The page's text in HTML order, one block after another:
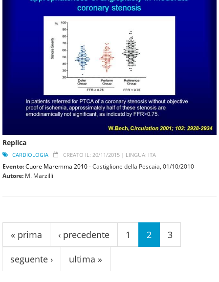
Replica
CARDIOLOGIA CREATO IL: 20/11/2015 | LINGUA: ITA
Evento:Cuore Maremma 2010- Castiglione della Pescaia, 01/10/2010
Autore: M. Marzilli
Pagine
« prima ‹ precedente 1 2 3
seguente › ultima »